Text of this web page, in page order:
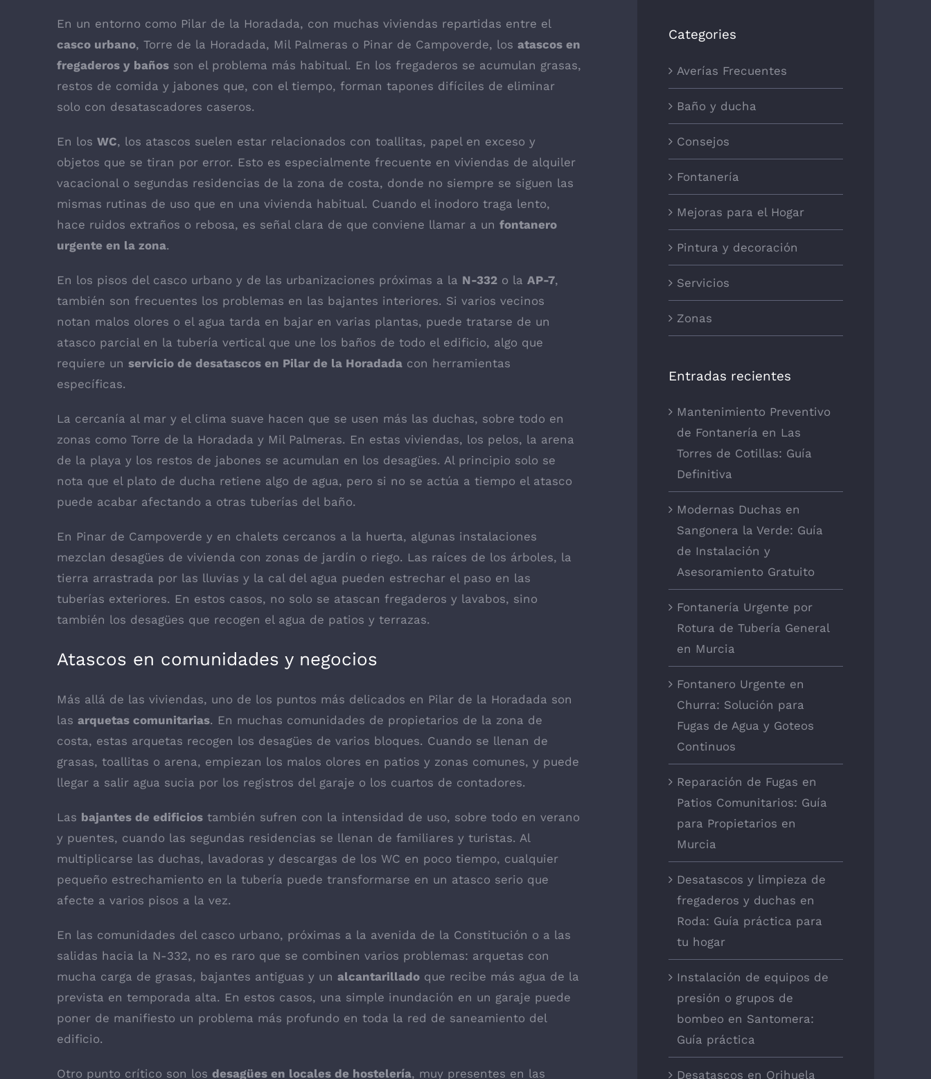
En un entorno como Pilar de la Horadada, con muchas viviendas repartidas entre el
casco urbano, Torre de la Horadada, Mil Palmeras o Pinar de Campoverde, los atascos en
fregaderos y baños son el problema más habitual. En los fregaderos se acumulan grasas,
restos de comida y jabones que, con el tiempo, forman tapones difíciles de eliminar
solo con desatascadores caseros.
En los WC, los atascos suelen estar relacionados con toallitas, papel en exceso y
objetos que se tiran por error. Esto es especialmente frecuente en viviendas de alquiler
vacacional o segundas residencias de la zona de costa, donde no siempre se siguen las
mismas rutinas de uso que en una vivienda habitual. Cuando el inodoro traga lento,
hace ruidos extraños o rebosa, es señal clara de que conviene llamar a un fontanero
urgente en la zona.
En los pisos del casco urbano y de las urbanizaciones próximas a la N-332 o la AP-7,
también son frecuentes los problemas en las bajantes interiores. Si varios vecinos
notan malos olores o el agua tarda en bajar en varias plantas, puede tratarse de un
atasco parcial en la tubería vertical que une los baños de todo el edificio, algo que
requiere un servicio de desatascos en Pilar de la Horadada con herramientas
específicas.
La cercanía al mar y el clima suave hacen que se usen más las duchas, sobre todo en
zonas como Torre de la Horadada y Mil Palmeras. En estas viviendas, los pelos, la arena
de la playa y los restos de jabones se acumulan en los desagües. Al principio solo se
nota que el plato de ducha retiene algo de agua, pero si no se actúa a tiempo el atasco
puede acabar afectando a otras tuberías del baño.
En Pinar de Campoverde y en chalets cercanos a la huerta, algunas instalaciones
mezclan desagües de vivienda con zonas de jardín o riego. Las raíces de los árboles, la
tierra arrastrada por las lluvias y la cal del agua pueden estrechar el paso en las
tuberías exteriores. En estos casos, no solo se atascan fregaderos y lavabos, sino
también los desagües que recogen el agua de patios y terrazas.
Atascos en comunidades y negocios
Más allá de las viviendas, uno de los puntos más delicados en Pilar de la Horadada son
las arquetas comunitarias. En muchas comunidades de propietarios de la zona de
costa, estas arquetas recogen los desagües de varios bloques. Cuando se llenan de
grasas, toallitas o arena, empiezan los malos olores en patios y zonas comunes, y puede
llegar a salir agua sucia por los registros del garaje o los cuartos de contadores.
Las bajantes de edificios también sufren con la intensidad de uso, sobre todo en verano
y puentes, cuando las segundas residencias se llenan de familiares y turistas. Al
multiplicarse las duchas, lavadoras y descargas de los WC en poco tiempo, cualquier
pequeño estrechamiento en la tubería puede transformarse en un atasco serio que
afecte a varios pisos a la vez.
En las comunidades del casco urbano, próximas a la avenida de la Constitución o a las
salidas hacia la N-332, no es raro que se combinen varios problemas: arquetas con
mucha carga de grasas, bajantes antiguas y un alcantarillado que recibe más agua de la
prevista en temporada alta. En estos casos, una simple inundación en un garaje puede
poner de manifiesto un problema más profundo en toda la red de saneamiento del
edificio.
Otro punto crítico son los desagües en locales de hostelería, muy presentes en las
Categories
Averías Frecuentes
Baño y ducha
Consejos
Fontanería
Mejoras para el Hogar
Pintura y decoración
Servicios
Zonas
Entradas recientes
Mantenimiento Preventivo
de Fontanería en Las
Torres de Cotillas: Guía
Definitiva
Modernas Duchas en
Sangonera la Verde: Guía
de Instalación y
Asesoramiento Gratuito
Fontanería Urgente por
Rotura de Tubería General
en Murcia
Fontanero Urgente en
Churra: Solución para
Fugas de Agua y Goteos
Continuos
Reparación de Fugas en
Patios Comunitarios: Guía
para Propietarios en
Murcia
Desatascos y limpieza de
fregaderos y duchas en
Roda: Guía práctica para
tu hogar
Instalación de equipos de
presión o grupos de
bombeo en Santomera:
Guía práctica
Desatascos en Orihuela